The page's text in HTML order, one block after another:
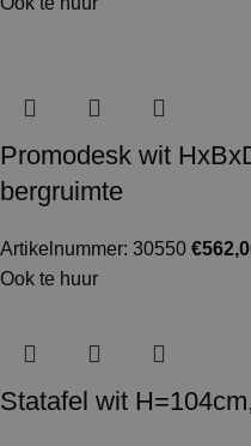
ACCESSOIRES
BIJZONDERHEDEN
Promodesk wit
bergruimte
Artikelnummer: 30550 €
Ook te huur
Statafel wit